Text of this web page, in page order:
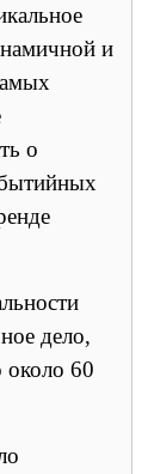
и
о
дело,
около 60